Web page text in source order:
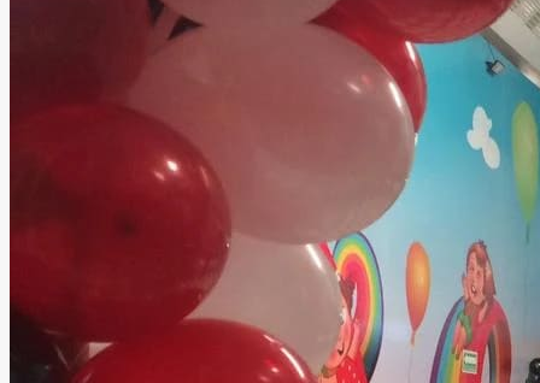
Salon de Fiestas - Arcoiris
Ecatepec, Estado de México Salón Infantil